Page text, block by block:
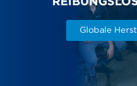
Globale